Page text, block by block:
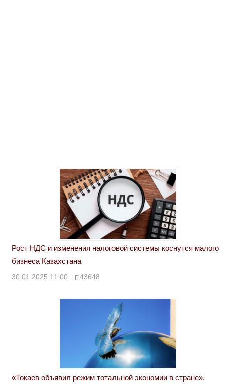
Рост НДС и изменения налоговой системы коснутся малого
бизнеса Казахстана
30.01.2025 11:00 43648
«Токаев объявил режим тотальной экономии в стране».